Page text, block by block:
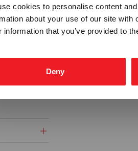
cookies to personalise content
about your use of our site
information that you’ve provided to
Deny